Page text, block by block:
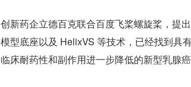
创新药企立德百克联合百度飞桨螺旋桨，提
模型底座以及 HelixVS 等技术，已经找到具
临床耐药性和副作用进一步降低的新型乳腺癌